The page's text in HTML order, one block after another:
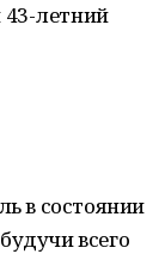
летний
в состоянии
всего